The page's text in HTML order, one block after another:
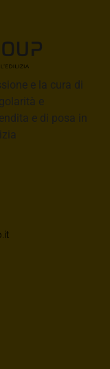
e la cura di
e
e di posa in